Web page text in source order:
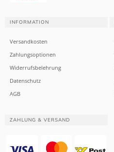
INFORMATION
Versandkosten
Zahlungsoptionen
Widerrufsbelehrung
Datenschutz
AGB
ZAHLUNG & VERSAND